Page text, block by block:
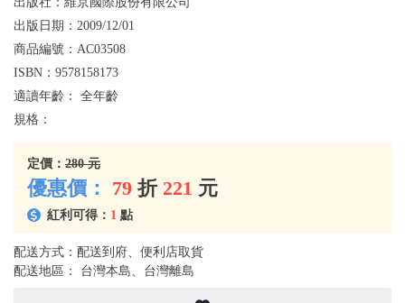
出版日期： 2009/12/01
商品編號： AC03508
ISBN： 9578158173
適讀年齡： 全年齡
規格：
定價： 280 元
優惠價： 79 折 221 元
紅利可得： 1 點
配送方式：配送到府、便利店取貨
配送地區： 台灣本島、台灣離島